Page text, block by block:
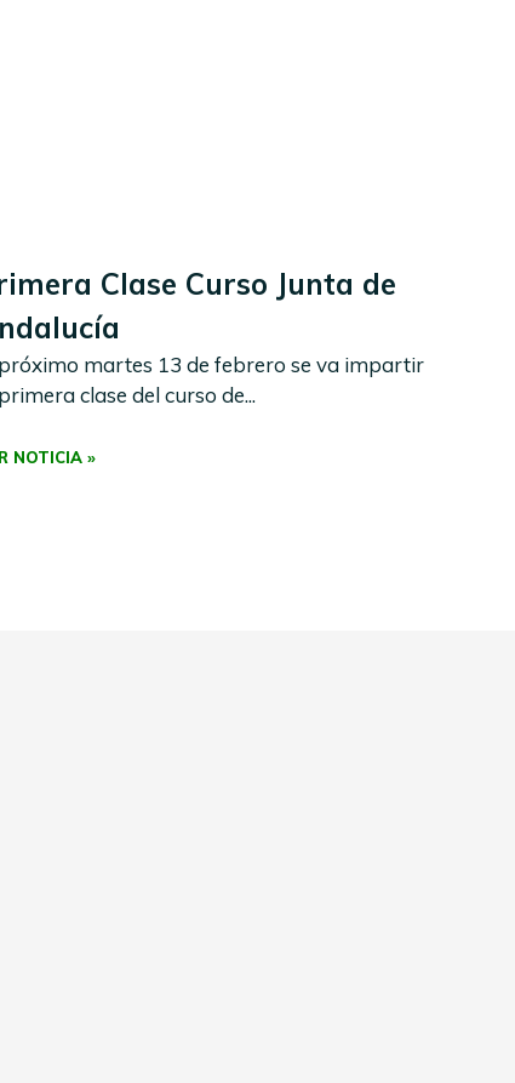
Clase Curso Junta de
martes 13 de febrero se va impartir
clase del curso de...
NOTICIA »